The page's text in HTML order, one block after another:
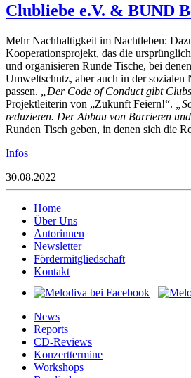
Clubliebe e.V. & BUND
Mehr Nachhaltigkeit im Nachtleben:
Kooperationsprojekt, das die
und organisieren Runde Tische, bei
Umweltschutz, aber auch in der sozialen
passen.
„Der Code of Conduct gibt
Projektleiterin von „Zukunft Feiern!“.
reduzieren. Der Abbau von Barrieren
Runden Tisch geben, in denen sich die
Infos
30.08.2022
Home
Über Uns
Autorinnen
Newsletter
Fördermitgliedschaft
Kontakt
News
Reports
CD-Reviews
Konzerttermine
Workshops